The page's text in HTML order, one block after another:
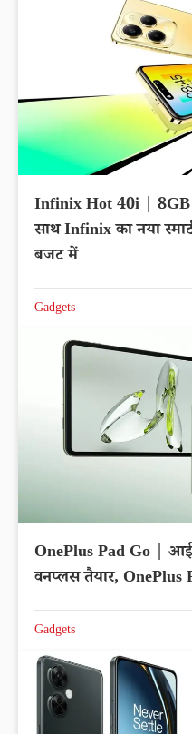
Infinix Hot 40i | 8GB
साथ Infinix का नया
बजट में
Gadgets
OnePlus Pad Go |
Gadgets